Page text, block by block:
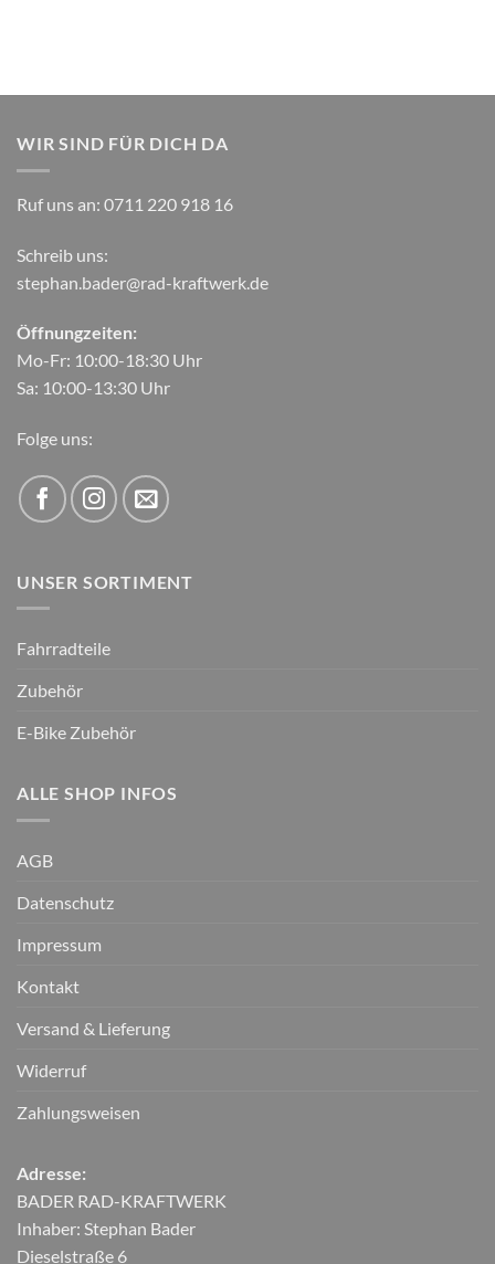
WIR SIND FÜR DICH DA
Ruf uns an: 0711 220 918 16
Schreib uns:
stephan.bader@rad-kraftwerk.de
Öffnungzeiten:
Mo-Fr: 10:00-18:30 Uhr
Sa: 10:00-13:30 Uhr
Folge uns:
UNSER SORTIMENT
Fahrradteile
Zubehör
E-Bike Zubehör
ALLE SHOP INFOS
AGB
Datenschutz
Impressum
Kontakt
Versand & Lieferung
Widerruf
Zahlungsweisen
Adresse:
BADER RAD-KRAFTWERK
Inhaber: Stephan Bader
Dieselstraße 6